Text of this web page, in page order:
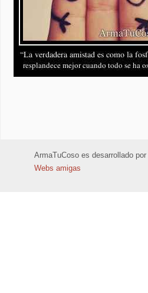
ArmaTuCoso es desarrollado por
Webs amigas